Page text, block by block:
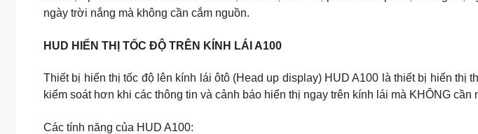
ngày trời nắng mà không cần cắm nguồn.
HUD HIỂN THỊ TỐC ĐỘ TRÊN KÍNH LÁI A100
Thiết bị hiển thị tốc độ lên kính lái ôtô (Head up display) HUD A100 là thiết bị hiển
kiểm soát hơn khi các thông tin và cảnh báo hiển thị ngay trên kính lái mà KHÔNG cần
Các tính năng của HUD A100: